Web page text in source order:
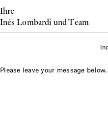
Ihre
Inés Lombardi und Team
Please leave your message below.